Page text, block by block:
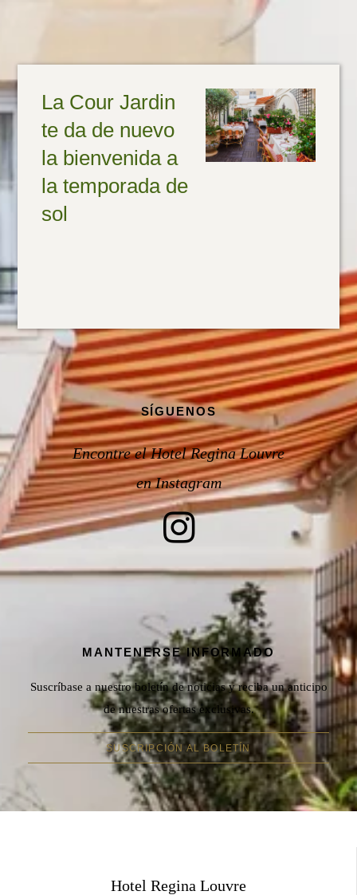
La Cour Jardin
te da de nuevo
la bienvenida a
la temporada de
sol
SÍGUENOS
Encontre el Hotel Regina Louvre
en Instagram
MANTENERSE INFORMADO
Suscríbase a nuestro boletín de noticias y reciba un anticipo
de nuestras ofertas exclusivas.
SUSCRIPCIÓN AL BOLETÍN
Hotel Regina Louvre